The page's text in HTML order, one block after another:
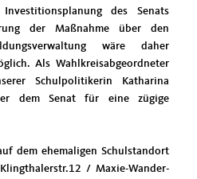
des Senats
der Maßnahme über den
wäre daher
Als Wahlkreisabgeordneter
Schulpolitikerin Katharina
dem Senat für eine zügige
dem ehemaligen Schulstandort
/ Maxie-Wander-